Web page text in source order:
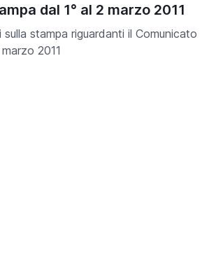
dal 1° al 2 marzo 2011
stampa riguardanti il Comunicato
2011